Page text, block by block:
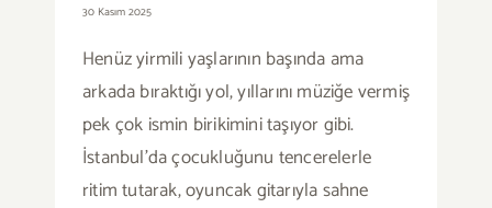
30 Kasım 2025
Henüz yirmili yaşlarının başında ama
arkada bıraktığı yol, yıllarını müziğe vermiş
pek çok ismin birikimini taşıyor gibi.
İstanbul’da çocukluğunu tencerelerle
ritim tutarak, oyuncak gitarıyla sahne